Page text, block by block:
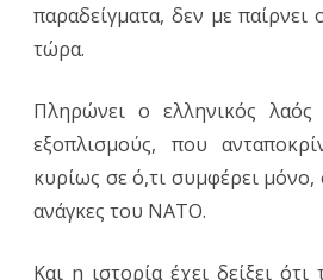
παραδείγματα, δεν με
τώρα.
Πληρώνει ο ελληνικός
εξοπλισμούς, που
κυρίως σε ό,τι συμφέρει
ανάγκες του ΝΑΤΟ.
Και η ιστορία έχει δείξει